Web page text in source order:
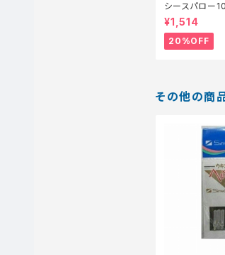
シースパロー
N【特価ルアー】
¥1,514
20%OFF
その他の商